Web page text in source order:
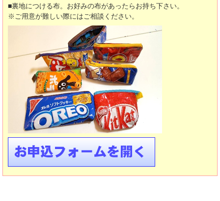
■裏地につける布。お好みの布があったらお持ち下さい。
※ご用意が難しい際にはご相談ください。